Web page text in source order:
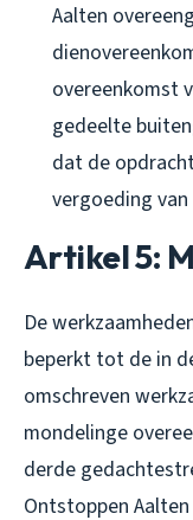
Aalten
overeenkomst
gedeelte
dat de
vergoeding
Artikel 5:
De
beperkt tot de in
omschreven
mondelinge
derde
Ontstoppen